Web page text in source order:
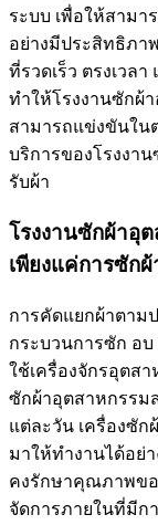
ระบบ เพื่อให้สาม
อย่างมีประสิทธิภา
ที่รวดเร็ว ตรงเวล
ทำให้โรงงานซักผ้
สามารถแข่งขันใน
บริการของโรงงา
รับผ้า
โรงงานซักผ้าอุ
เพียงแค่การซัก
การคัดแยกผ้าตาม
กระบวนการซัก อบ
ใช้เครื่องจักรอุตส
ซักผ้าอุตสาหกรรม
แต่ละวัน เครื่องซัก
มาให้ทำงานได้อย่
คงรักษาคุณภาพขอ
จัดการภายในที่มีก